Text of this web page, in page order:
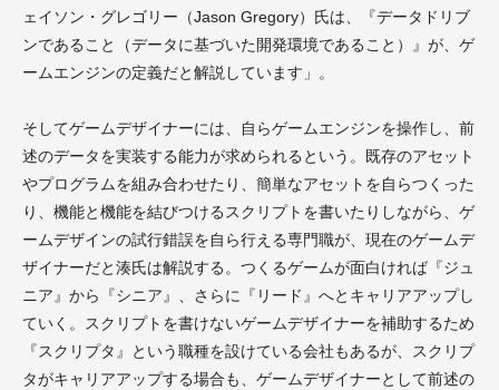
ェイソン・グレゴリー（Jason Gregory）氏は、『データドリブ
ンであること（データに基づいた開発環境であること）』が、ゲ
ームエンジンの定義だと解説しています」。
そしてゲームデザイナーには、自らゲームエンジンを操作し、前
述のデータを実装する能力が求められるという。既存のアセット
やプログラムを組み合わせたり、簡単なアセットを自らつくった
り、機能と機能を結びつけるスクリプトを書いたりしながら、ゲ
ームデザインの試行錯誤を自ら行える専門職が、現在のゲームデ
ザイナーだと湊氏は解説する。つくるゲームが面白ければ『ジュ
ニア』から『シニア』、さらに『リード』へとキャリアアップし
ていく。スクリプトを書けないゲームデザイナーを補助するため
『スクリプタ』という職種を設けている会社もあるが、スクリプ
タがキャリアアップする場合も、ゲームデザイナーとして前述の